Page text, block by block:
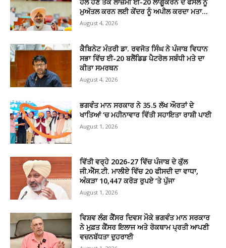
ਹੱਲ ਹੋਣ ਤੱਕ ਲਾਜ਼ਮੀ ਈ-20 ਲਾਗੂਕਰਨ ਦੇ ਫੈਸਲੇ ਨੂੰ
ਮੁਅੱਤਲ ਕਰਨ ਲਈ ਕੇਂਦਰ ਨੂੰ ਅਪੀਲ ਕਰਦਾ ਮਤਾ...
August 4, 2026
ਕੈਬਿਨੇਟ ਮੰਤਰੀ ਡਾ. ਰਵਜੋਤ ਸਿੰਘ ਨੇ ਪੰਜਾਬ ਵਿਧਾਨ
ਸਭਾ ਵਿੱਚ ਈ-20 ਬਲੈਂਡਿਡ ਪੈਟਰੋਲ ਸਬੰਧੀ ਮਤੇ ਦਾ
ਕੀਤਾ ਸਮਰਥਨ
August 4, 2026
ਭਗਵੰਤ ਮਾਨ ਸਰਕਾਰ ਨੇ 35.5 ਲੱਖ ਔਰਤਾਂ ਦੇ
ਖਾਤਿਆਂ ‘ਚ ਮਹੀਨਾਵਾਰ ਵਿੱਤੀ ਸਹਾਇਤਾ ਰਾਸ਼ੀ ਪਾਈ
August 1, 2026
ਵਿੱਤੀ ਵਰ੍ਹੇ 2026-27 ਵਿੱਚ ਪੰਜਾਬ ਦੇ ਕੁੱਲ
ਜੀ.ਐੱਸ.ਟੀ. ਮਾਲੀਏ ਵਿੱਚ 20 ਫੀਸਦੀ ਦਾ ਵਾਧਾ,
ਅੰਕੜਾ 10,447 ਕਰੋੜ ਰੁਪਏ ‘ਤੇ ਪੁੱਜਾ
August 1, 2026
ਵਿਸ਼ਵ ਲੰਗ ਕੈਂਸਰ ਦਿਵਸ ਮੌਕੇ ਭਗਵੰਤ ਮਾਨ ਸਰਕਾਰ
ਨੇ ਮੁਫ਼ਤ ਕੈਂਸਰ ਇਲਾਜ ਅਤੇ ਰੋਕਥਾਮ ਪ੍ਰਤੀ ਆਪਣੀ
ਵਚਨਬੱਧਤਾ ਦੁਹਰਾਈ